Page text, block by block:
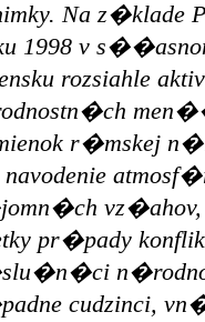
Na z�klade
1998 v
rozsiahle
r�mskej
navodenie
pr�pady
cudzinci,